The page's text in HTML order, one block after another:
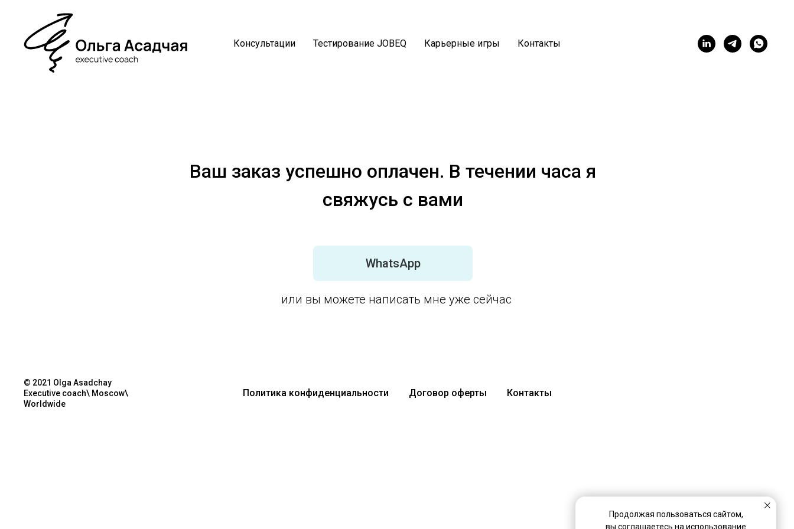
Консультации Тестирование JOBEQ Карьерные игры Контакты
Ваш заказ успешно оплачен. В течении часа я
свяжусь с вами
или вы можете написать мне уже сейчас
WhatsApp
© 2021 Olga Asadchay
Executive coach\ Moscow\
Worldwide
Политика конфиденциальности Договор оферты Контакты
Продолжая пользоваться сайтом,
вы соглашаетесь на использование